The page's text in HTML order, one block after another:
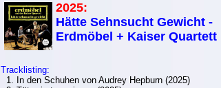
2025:
Hätte Sehnsucht Gewicht -
Erdmöbel + Kaiser Quartett
Tracklisting:
1. In den Schuhen von Audrey Hepburn (2025)